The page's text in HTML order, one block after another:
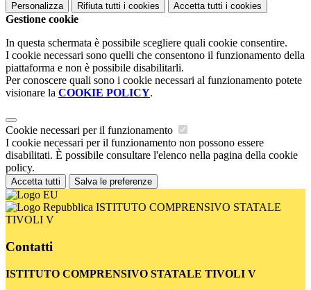
Personalizza Rifiuta tutti i cookies Accetta tutti i cookies
Gestione cookie
In questa schermata è possibile scegliere quali cookie consentire.
I cookie necessari sono quelli che consentono il funzionamento della
piattaforma e non è possibile disabilitarli.
Per conoscere quali sono i cookie necessari al funzionamento potete
visionare la COOKIE POLICY.
Cookie necessari per il funzionamento
I cookie necessari per il funzionamento non possono essere
disabilitati. È possibile consultare l'elenco nella pagina della cookie
policy.
Accetta tutti Salva le preferenze
ISTITUTO COMPRENSIVO STATALE
TIVOLI V
Contatti
ISTITUTO COMPRENSIVO STATALE TIVOLI V